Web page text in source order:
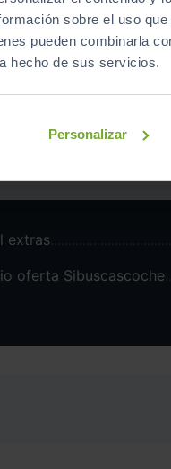
sobre el uso
pueden combinarla
hecho de sus servicios.
Personalizar
extras
oferta Sibuscascoche